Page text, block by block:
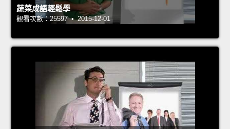
蔬菜成語輕鬆學
觀看次數：25597 • 2015-12-01